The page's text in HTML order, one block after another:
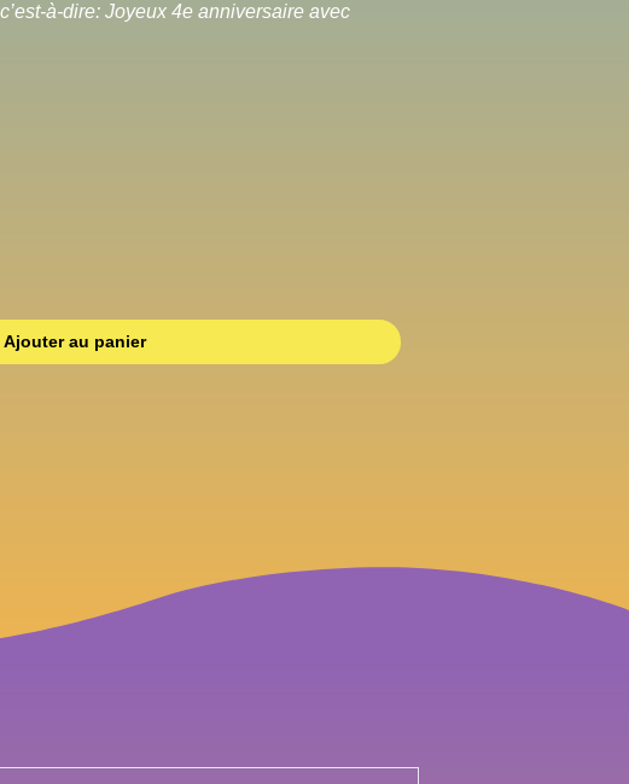
à-dire: Joyeux 4e anniversaire avec
Ajouter au panier